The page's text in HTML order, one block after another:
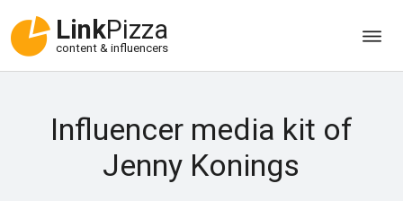
LinkPizza
content & influencers
Influencer media kit of
Jenny Konings